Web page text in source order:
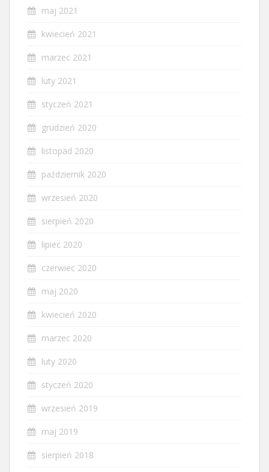
maj 2021
kwiecień 2021
marzec 2021
luty 2021
styczeń 2021
grudzień 2020
listopad 2020
październik 2020
wrzesień 2020
sierpień 2020
lipiec 2020
czerwiec 2020
maj 2020
kwiecień 2020
marzec 2020
luty 2020
styczeń 2020
wrzesień 2019
maj 2019
sierpień 2018